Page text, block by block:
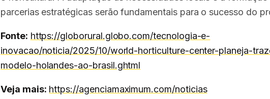
parcerias estratégicas serão fundamentais para o sucesso do
Fonte: https://globorural.globo.com/tecnologia-e-
inovacao/noticia/2025/10/world-horticulture-center-planeja-
modelo-holandes-ao-brasil.ghtml
Veja mais: https://agenciamaximum.com/noticias